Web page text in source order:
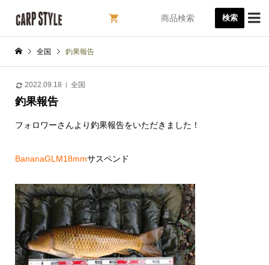
検索 
全国 釣果報告
2022.09.18 全国
釣果報告
フォロワーさんより釣果報告をいただきました！
BananaGLM18mmサスペンド